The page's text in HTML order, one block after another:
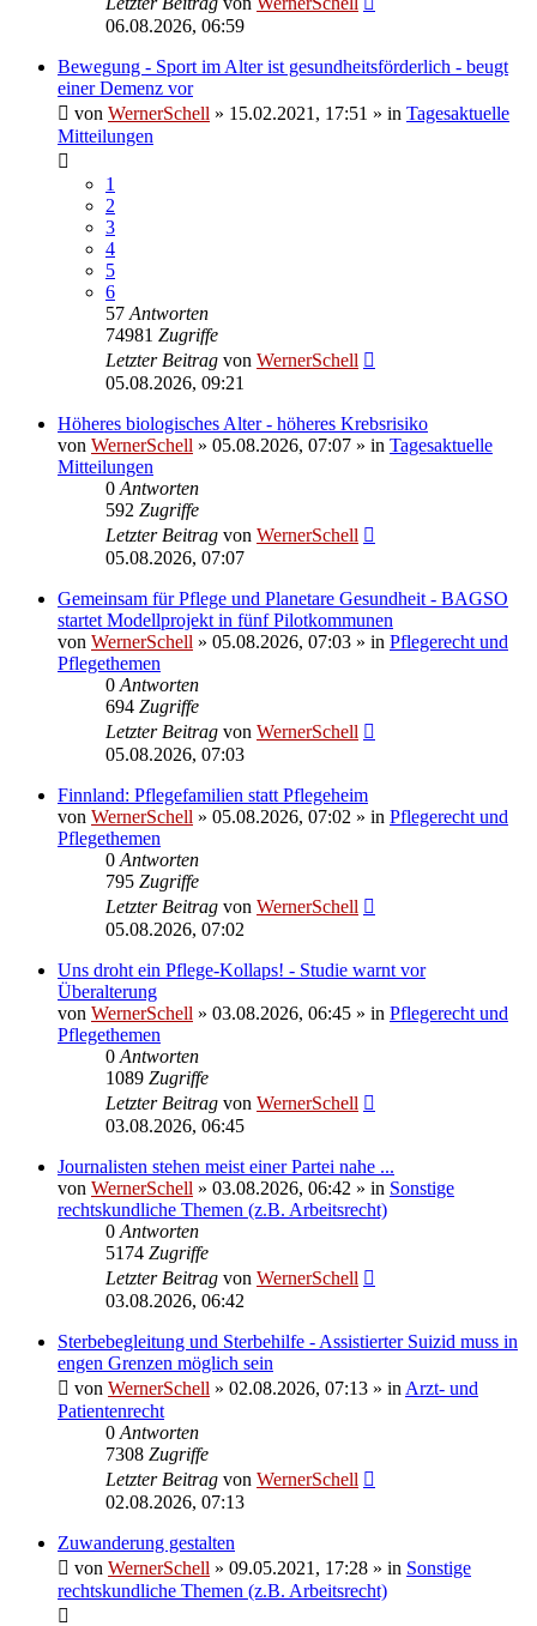
06.08.2026, 06:59
Bewegung - Sport im Alter ist gesundheitsförderlich - beugt
einer Demenz vor
von WernerSchell » 15.02.2021, 17:51 » in Tagesaktuelle
Mitteilungen
1
2
3
4
5
6
57 Antworten
74981 Zugriffe
Letzter Beitrag von WernerSchell
05.08.2026, 09:21
Höheres biologisches Alter - höheres Krebsrisiko
von WernerSchell » 05.08.2026, 07:07 » in Tagesaktuelle
Mitteilungen
0 Antworten
592 Zugriffe
Letzter Beitrag von WernerSchell
05.08.2026, 07:07
Gemeinsam für Pflege und Planetare Gesundheit - BAGSO
startet Modellprojekt in fünf Pilotkommunen
von WernerSchell » 05.08.2026, 07:03 » in Pflegerecht und
Pflegethemen
0 Antworten
694 Zugriffe
Letzter Beitrag von WernerSchell
05.08.2026, 07:03
Finnland: Pflegefamilien statt Pflegeheim
von WernerSchell » 05.08.2026, 07:02 » in Pflegerecht und
Pflegethemen
0 Antworten
795 Zugriffe
Letzter Beitrag von WernerSchell
05.08.2026, 07:02
Uns droht ein Pflege-Kollaps! - Studie warnt vor
Überalterung
von WernerSchell » 03.08.2026, 06:45 » in Pflegerecht und
Pflegethemen
0 Antworten
1089 Zugriffe
Letzter Beitrag von WernerSchell
03.08.2026, 06:45
Journalisten stehen meist einer Partei nahe ...
von WernerSchell » 03.08.2026, 06:42 » in Sonstige
rechtskundliche Themen (z.B. Arbeitsrecht)
0 Antworten
5174 Zugriffe
Letzter Beitrag von WernerSchell
03.08.2026, 06:42
Sterbebegleitung und Sterbehilfe - Assistierter Suizid muss in
engen Grenzen möglich sein
von WernerSchell » 02.08.2026, 07:13 » in Arzt- und
Patientenrecht
0 Antworten
7308 Zugriffe
Letzter Beitrag von WernerSchell
02.08.2026, 07:13
Zuwanderung gestalten
von WernerSchell » 09.05.2021, 17:28 » in Sonstige
rechtskundliche Themen (z.B. Arbeitsrecht)